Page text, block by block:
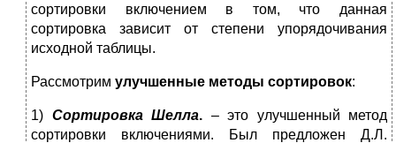
сортировки включением в том, что данная
сортировка зависит от степени упорядочивания
исходной таблицы.
Рассмотрим улучшенные методы сортировок:
1) Сортировка Шелла. – это улучшенный метод
сортировки включениями. Был предложен Д.Л.